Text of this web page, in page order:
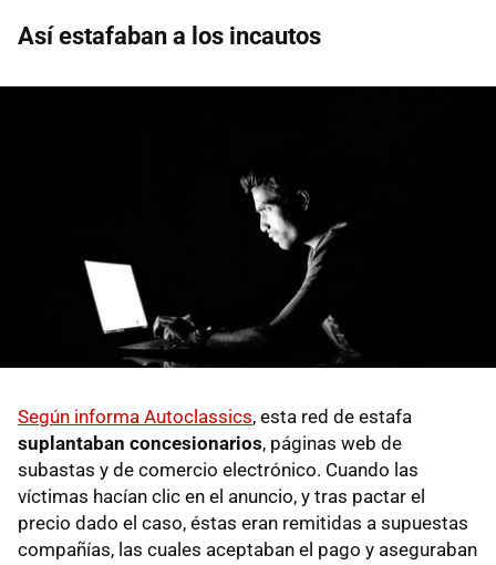
Así estafaban a los incautos
Según informa Autoclassics, esta red de estafa
suplantaban concesionarios, páginas web de
subastas y de comercio electrónico. Cuando las
víctimas hacían clic en el anuncio, y tras pactar el
precio dado el caso, éstas eran remitidas a supuestas
compañías, las cuales aceptaban el pago y aseguraban